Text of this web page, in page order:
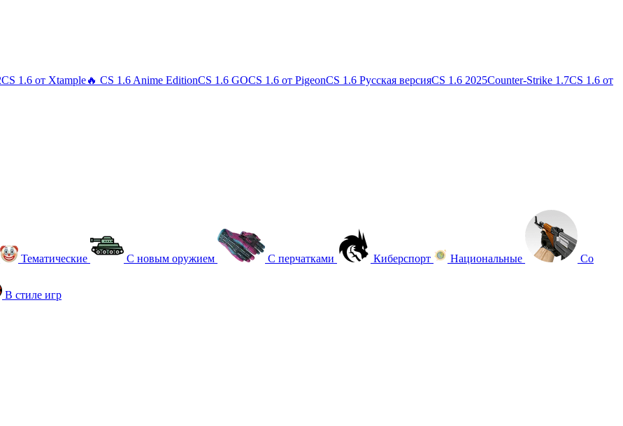
CS 1.6 от Xtample🔥 CS 1.6 Anime EditionCS 1.6 GOCS 1.6 от PigeonCS 1.6 Русская версияCS 1.6 2025Counter-Strike 1.7CS 1.6 от
Тематические С новым оружием С перчатками Киберспорт Национальные Со
В стиле игр